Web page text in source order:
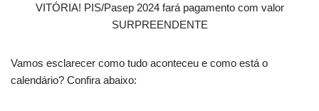
VITÓRIA! PIS/Pasep 2024 fará pagamento com valor
SURPREENDENTE
Vamos esclarecer como tudo aconteceu e como está o
calendário? Confira abaixo: